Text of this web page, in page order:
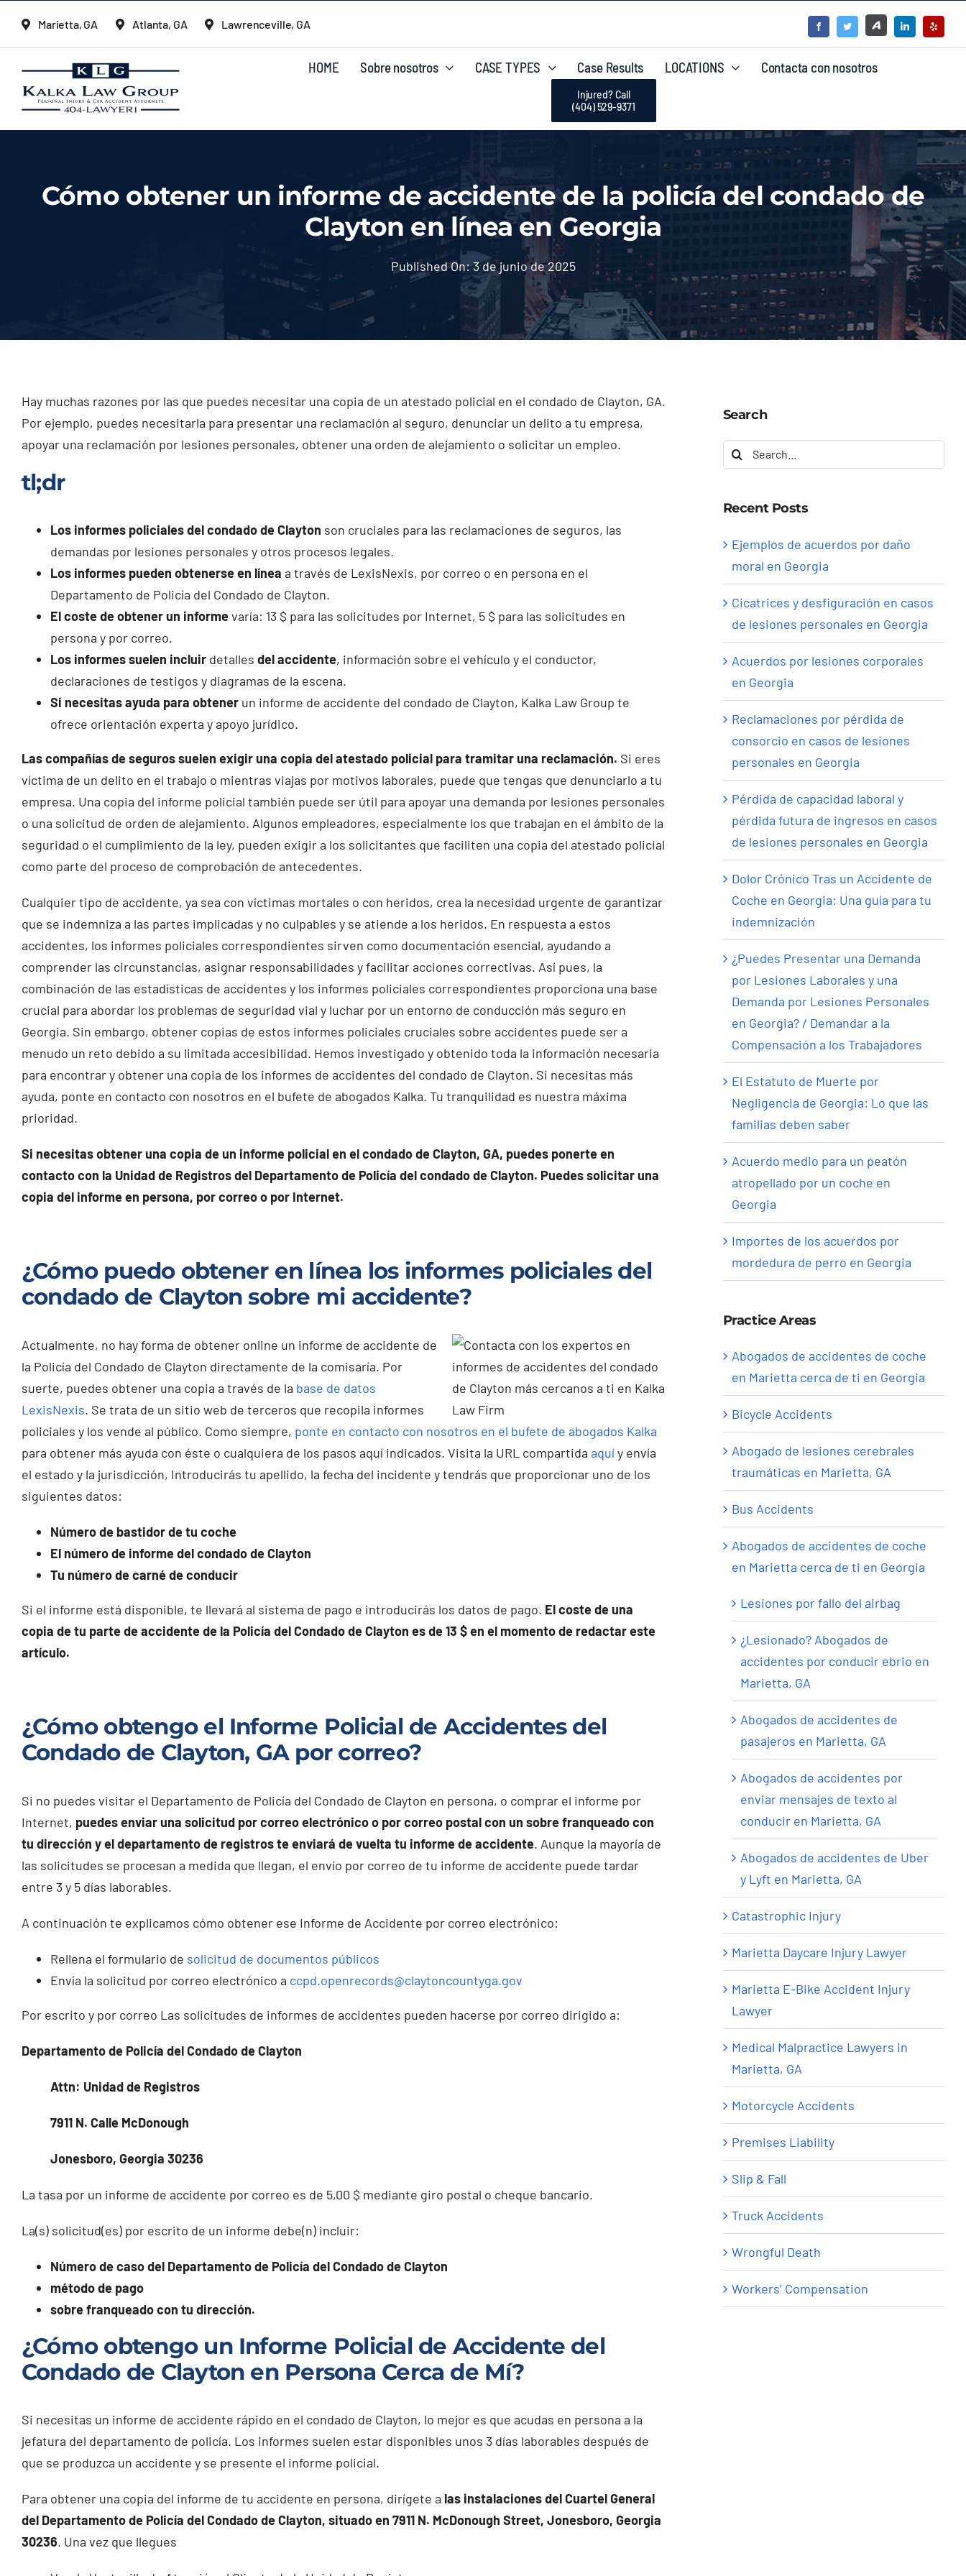
content
Marietta, GA Atlanta, GA Lawrenceville, GA
HOME Sobre nosotros CASE TYPES Case Results LOCATIONS Contacta con nosotros
Injured? Call
(404) 529-9371
Cómo obtener un informe de accidente de la policía del condado de
Clayton en línea en Georgia
Published On: 3 de junio de 2025
Hay muchas razones por las que puedes necesitar una copia de un atestado policial en el condado de Clayton, GA.
Por ejemplo, puedes necesitarla para presentar una reclamación al seguro, denunciar un delito a tu empresa,
apoyar una reclamación por lesiones personales, obtener una orden de alejamiento o solicitar un empleo.
tl;dr
Los informes policiales del condado de Clayton son cruciales para las reclamaciones de seguros, las
demandas por lesiones personales y otros procesos legales.
Los informes pueden obtenerse en línea a través de LexisNexis, por correo o en persona en el
Departamento de Policía del Condado de Clayton.
El coste de obtener un informevaría: 13 $ para las solicitudes por Internet, 5 $ para las solicitudes en
persona y por correo.
Los informes suelen incluir detalles del accidente, información sobre el vehículo y el conductor,
declaraciones de testigos y diagramas de la escena.
Si necesitas ayuda para obtener un informe de accidente del condado de Clayton, Kalka Law Group te
ofrece orientación experta y apoyo jurídico.
Las compañías de seguros suelen exigir una copia del atestado policial para tramitar una reclamación. Si eres
víctima de un delito en el trabajo o mientras viajas por motivos laborales, puede que tengas que denunciarlo a tu
empresa. Una copia del informe policial también puede ser útil para apoyar una demanda por lesiones personales
o una solicitud de orden de alejamiento. Algunos empleadores, especialmente los que trabajan en el ámbito de la
seguridad o el cumplimiento de la ley, pueden exigir a los solicitantes que faciliten una copia del atestado policial
como parte del proceso de comprobación de antecedentes.
Cualquier tipo de accidente, ya sea con víctimas mortales o con heridos, crea la necesidad urgente de garantizar
que se indemniza a las partes implicadas y no culpables y se atiende a los heridos. En respuesta a estos
accidentes, los informes policiales correspondientes sirven como documentación esencial, ayudando a
comprender las circunstancias, asignar responsabilidades y facilitar acciones correctivas. Así pues, la
combinación de las estadísticas de accidentes y los informes policiales correspondientes proporciona una base
crucial para abordar los problemas de seguridad vial y luchar por un entorno de conducción más seguro en
Georgia. Sin embargo, obtener copias de estos informes policiales cruciales sobre accidentes puede ser a
menudo un reto debido a su limitada accesibilidad. Hemos investigado y obtenido toda la información necesaria
para encontrar y obtener una copia de los informes de accidentes del condado de Clayton. Si necesitas más
ayuda, ponte en contacto con nosotros en el bufete de abogados Kalka. Tu tranquilidad es nuestra máxima
prioridad.
Si necesitas obtener una copia de un informe policial en el condado de Clayton, GA, puedes ponerte en
contacto con la Unidad de Registros del Departamento de Policía del condado de Clayton. Puedes solicitar una
copia del informe en persona, por correo o por Internet.
¿Cómo puedo obtener en línea los informes policiales del
condado de Clayton sobre mi accidente?
Actualmente, no hay forma de obtener online un informe de accidente de
la Policía del Condado de Clayton directamente de la comisaría. Por
suerte, puedes obtener una copia a través de la base de datos
LexisNexis. Se trata de un sitio web de terceros que recopila informes
policiales y los vende al público. Como siempre, ponte en contacto con nosotros en el bufete de abogados Kalka
para obtener más ayuda con éste o cualquiera de los pasos aquí indicados. Visita la URL compartida aquíy envía
el estado y la jurisdicción, Introducirás tu apellido, la fecha del incidente y tendrás que proporcionar uno de los
siguientes datos:
Número de bastidor de tu coche
El número de informe del condado de Clayton
Tu número de carné de conducir
Si el informe está disponible, te llevará al sistema de pago e introducirás los datos de pago. El coste de una
copia de tu parte de accidente de la Policía del Condado de Clayton es de 13 $ en el momento de redactar este
artículo.
¿Cómo obtengo el Informe Policial de Accidentes del
Condado de Clayton, GA por correo?
Si no puedes visitar el Departamento de Policía del Condado de Clayton en persona, o comprar el informe por
Internet, puedes enviar una solicitud por correo electrónico o por correo postal con un sobre franqueado con
tu dirección y el departamento de registros te enviará de vuelta tu informe de accidente. Aunque la mayoría de
las solicitudes se procesan a medida que llegan, el envío por correo de tu informe de accidente puede tardar
entre 3 y 5 días laborables.
A continuación te explicamos cómo obtener ese Informe de Accidente por correo electrónico:
Rellena el formulario de solicitud de documentos públicos
Envía la solicitud por correo electrónico a ccpd.openrecords@claytoncountyga.gov
Por escrito y por correo Las solicitudes de informes de accidentes pueden hacerse por correo dirigido a:
Departamento de Policía del Condado de Clayton
Attn: Unidad de Registros
7911 N. Calle McDonough
Jonesboro, Georgia 30236
La tasa por un informe de accidente por correo es de 5,00 $ mediante giro postal o cheque bancario.
La(s) solicitud(es) por escrito de un informe debe(n) incluir:
Número de caso del Departamento de Policía del Condado de Clayton
método de pago
sobre franqueado con tu dirección.
¿Cómo obtengo un Informe Policial de Accidente del
Condado de Clayton en Persona Cerca de Mí?
Si necesitas un informe de accidente rápido en el condado de Clayton, lo mejor es que acudas en persona a la
jefatura del departamento de policía. Los informes suelen estar disponibles unos 3 días laborables después de
que se produzca un accidente y se presente el informe policial.
Para obtener una copia del informe de tu accidente en persona, dirígete a las instalaciones del Cuartel General
del Departamento de Policía del Condado de Clayton, situado en 7911 N. McDonough Street, Jonesboro, Georgia
30236. Una vez que llegues
Search
Search
for:
Recent Posts
Ejemplos de acuerdos por daño
moral en Georgia
Cicatrices y desfiguración en casos
de lesiones personales en Georgia
Acuerdos por lesiones corporales
en Georgia
Reclamaciones por pérdida de
consorcio en casos de lesiones
personales en Georgia
Pérdida de capacidad laboral y
pérdida futura de ingresos en casos
de lesiones personales en Georgia
Dolor Crónico Tras un Accidente de
Coche en Georgia: Una guía para tu
indemnización
¿Puedes Presentar una Demanda
por Lesiones Laborales y una
Demanda por Lesiones Personales
en Georgia? / Demandar a la
Compensación a los Trabajadores
El Estatuto de Muerte por
Negligencia de Georgia: Lo que las
familias deben saber
Acuerdo medio para un peatón
atropellado por un coche en
Georgia
Importes de los acuerdos por
mordedura de perro en Georgia
Practice Areas
Abogados de accidentes de coche
en Marietta cerca de ti en Georgia
Bicycle Accidents
Abogado de lesiones cerebrales
traumáticas en Marietta, GA
Bus Accidents
Abogados de accidentes de coche
en Marietta cerca de ti en Georgia
Lesiones por fallo del airbag
¿Lesionado? Abogados de
accidentes por conducir ebrio en
Marietta, GA
Abogados de accidentes de
pasajeros en Marietta, GA
Abogados de accidentes por
enviar mensajes de texto al
conducir en Marietta, GA
Abogados de accidentes de Uber
y Lyft en Marietta, GA
Catastrophic Injury
Marietta Daycare Injury Lawyer
Marietta E-Bike Accident Injury
Lawyer
Medical Malpractice Lawyers in
Marietta, GA
Motorcycle Accidents
Premises Liability
Slip & Fall
Truck Accidents
Wrongful Death
Workers’ Compensation